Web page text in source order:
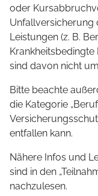
oder
Unfallversicherung
Leistungen (z. B.
sind davon nicht
Bitte beachte
die Kategorie
entfallen kann.
Nähere Infos und
sind in den
nachzulesen.